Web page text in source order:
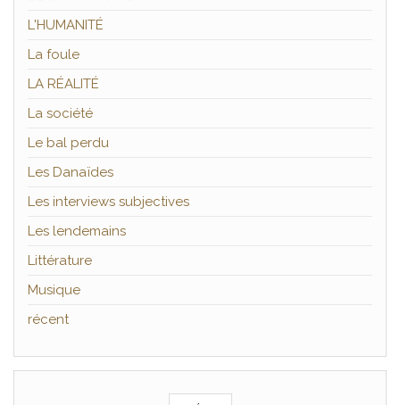
L'HUMANITÉ
La foule
LA RÉALITÉ
La société
Le bal perdu
Les Danaïdes
Les interviews subjectives
Les lendemains
Littérature
Musique
récent